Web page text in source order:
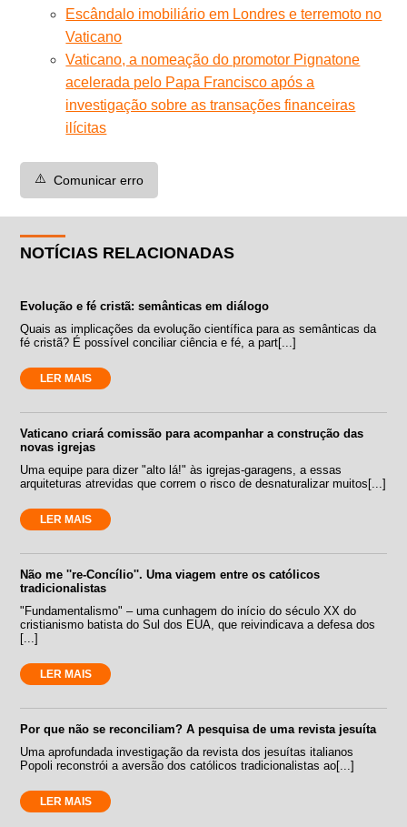
Escândalo imobiliário em Londres e terremoto no
Vaticano
Vaticano, a nomeação do promotor Pignatone
acelerada pelo Papa Francisco após a
investigação sobre as transações financeiras
ilícitas
⚠️ Comunicar erro
NOTÍCIAS RELACIONADAS
Evolução e fé cristã: semânticas em diálogo
Quais as implicações da evolução científica para as semânticas da
fé cristã? É possível conciliar ciência e fé, a part[...]
LER MAIS
Vaticano criará comissão para acompanhar a construção das
novas igrejas
Uma equipe para dizer "alto lá!" às igrejas-garagens, a essas
arquiteturas atrevidas que correm o risco de desnaturalizar muitos[...]
LER MAIS
Não me ''re-Concílio''. Uma viagem entre os católicos
tradicionalistas
"Fundamentalismo" – uma cunhagem do início do século XX do
cristianismo batista do Sul dos EUA, que reivindicava a defesa dos
[...]
LER MAIS
Por que não se reconciliam? A pesquisa de uma revista jesuíta
Uma aprofundada investigação da revista dos jesuítas italianos
Popoli reconstrói a aversão dos católicos tradicionalistas ao[...]
LER MAIS